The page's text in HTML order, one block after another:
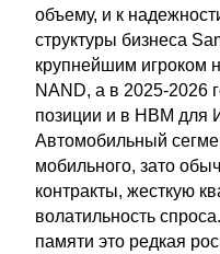
объему, и к
структуры бизнеса
крупнейшим игроком
NAND, а в 2025-2026
позиции и в HBM для
Автомобильный
мобильного, зато
контракты, жесткую
волатильность
памяти это редкая